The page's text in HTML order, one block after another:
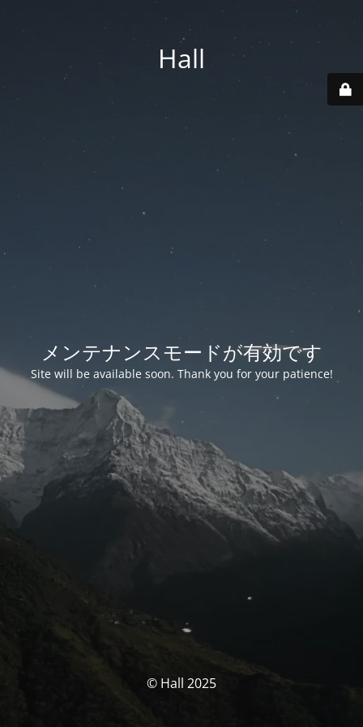
Hall
メンテナンスモードが有効です
Site will be available soon. Thank you for your patience!
© Hall 2025